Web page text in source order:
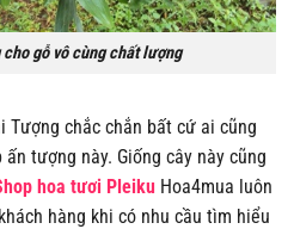
cho gỗ vô cùng chất lượng
Tượng chắc chắn bất cứ ai cũng
tượng này. Giống cây này cũng
hoa tươi Pleiku Hoa4mua luôn
hàng khi có nhu cầu tìm hiểu